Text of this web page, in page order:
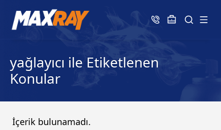
yağlayıcı ile Etiketlenen
Konular
İçerik bulunamadı.